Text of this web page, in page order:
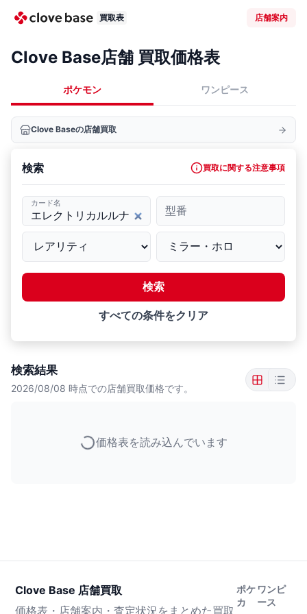
買取表 店舗案内
Clove Base店舗 買取価格表
ポケモン ワンピース
Clove Baseの店舗買取
検索 買取に関する注意事項
カード名
型番
検索
すべての条件をクリア
検索結果
2026/08/08 時点での店舗買取価格です。
価格表を読み込んでいます
Clove Base 店舗買取
価格表・店舗案内・査定状況をまとめた買取
ポケ
カ
ワンピ
ース